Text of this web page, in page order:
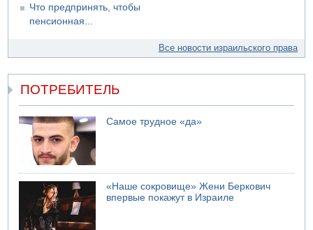
Что предпринять, чтобы
пенсионная...
Все новости израильского права
ПОТРЕБИТЕЛЬ
Самое трудное «да»
«Наше сокровище» Жени Беркович
впервые покажут в Израиле